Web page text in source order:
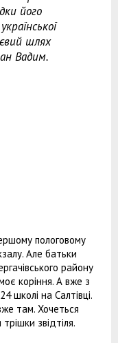
його
шлях
Вадим.
пологовому
Але батьки
району
коріння. А вже з
школі на Салтівці.
там. Хочеться
звідтіля.